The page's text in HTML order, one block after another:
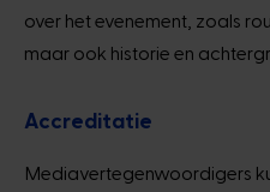
over het evenement, zoals
maar ook historie en
Accreditatie
Mediavertegenwoordigers